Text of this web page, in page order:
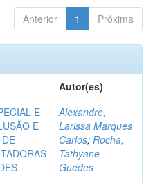
Anterior 1 Próxima
Autor(es)
E
E
Alexandre,
Larissa Marques
Carlos; Rocha,
Tathyane
Guedes